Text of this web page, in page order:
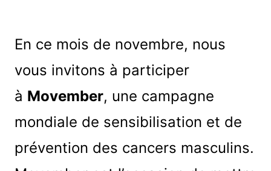
En ce mois de novembre, nous
vous invitons à participer
à Movember, une campagne
mondiale de sensibilisation et de
prévention des cancers masculins.